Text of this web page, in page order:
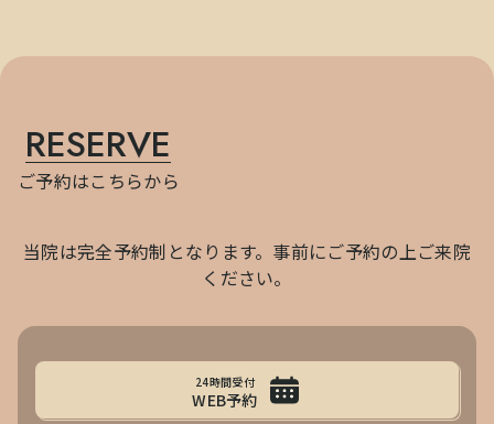
RESERVE
ご予約はこちらから
当院は完全予約制となります。事前にご予約の上ご来院
ください。
24時間受付
WEB予約